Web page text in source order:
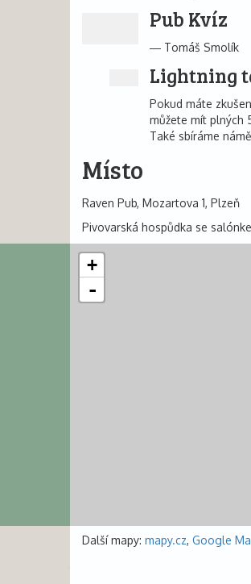
Pub Kvíz
Tomáš Smolík
Lightning
Pokud máte
můžete mít plných
Také sbíráme
Místo
Raven Pub, Mozartova 1, Plzeň
Pivovarská hospůdka se
+
-
Další mapy: mapy.cz, Google